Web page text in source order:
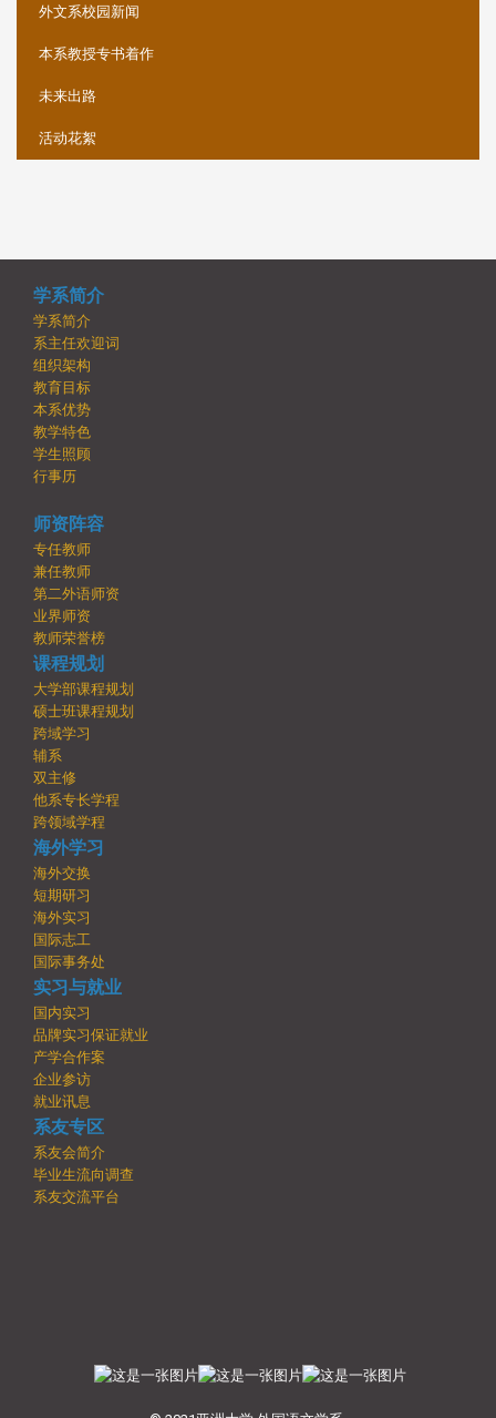
外文系校园新闻
本系教授专书着作
未来出路
活动花絮
学系简介
学系简介
系主任欢迎词
组织架构
教育目标
本系优势
教学特色
学生照顾
行事历
师资阵容
专任教师
兼任教师
第二外语师资
业界师资
教师荣誉榜
课程规划
大学部课程规划
硕士班课程规划
跨域学习
辅系
双主修
他系专长学程
跨领域学程
海外学习
海外交换
短期研习
海外实习
国际志工
国际事务处
实习与就业
国内实习
品牌实习保证就业
产学合作案
企业参访
就业讯息
系友专区
系友会简介
毕业生流向调查
系友交流平台